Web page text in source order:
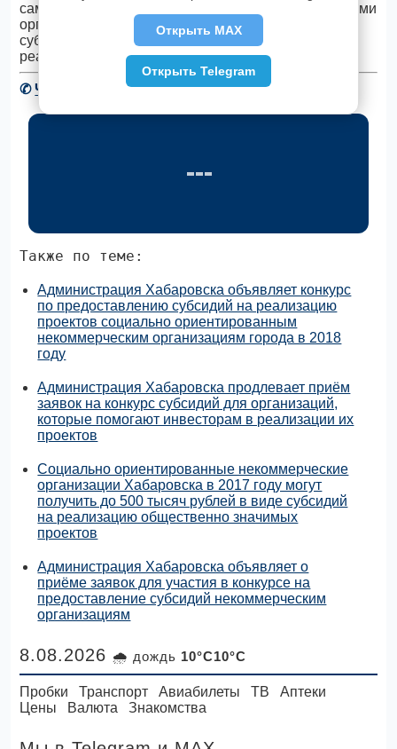
самоуправления, коммерческими и некоммерческими
организациями. Размер предоставляемой суммы
субсидии одному победителю конкурса на
реализацию проекта составит до 500 тыс. рублей.
✆Читать новости Хабаровска в Telegram
Также по теме:
Администрация Хабаровска объявляет конкурс
по предоставлению субсидий на реализацию
проектов социально ориентированным
некоммерческим организациям города в 2018
году
Администрация Хабаровска продлевает приём
заявок на конкурс субсидий для организаций,
которые помогают инвесторам в реализации их
проектов
Социально ориентированные некоммерческие
организации Хабаровска в 2017 году могут
получить до 500 тысяч рублей в виде субсидий
на реализацию общественно значимых
проектов
Администрация Хабаровска объявляет о
приёме заявок для участия в конкурсе на
предоставление субсидий некоммерческим
организациям
Открыть MAX
Открыть Telegram
8.08.2026 🌧 дождь 10°C10°C
Пробки Транспорт Авиабилеты ТВ
Аптеки
Цены
Валюта Знакомства